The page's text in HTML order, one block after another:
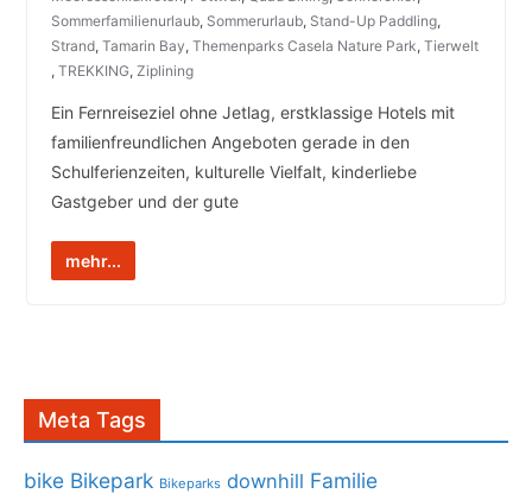
Sommerfamilienurlaub, Sommerurlaub, Stand-Up Paddling,
Strand, Tamarin Bay, Themenparks Casela Nature Park, Tierwelt
, TREKKING, Ziplining
Ein Fernreiseziel ohne Jetlag, erstklassige Hotels mit
familienfreundlichen Angeboten gerade in den
Schulferienzeiten, kulturelle Vielfalt, kinderliebe
Gastgeber und der gute
mehr...
Meta Tags
bike Bikepark Bikeparks downhill Familie